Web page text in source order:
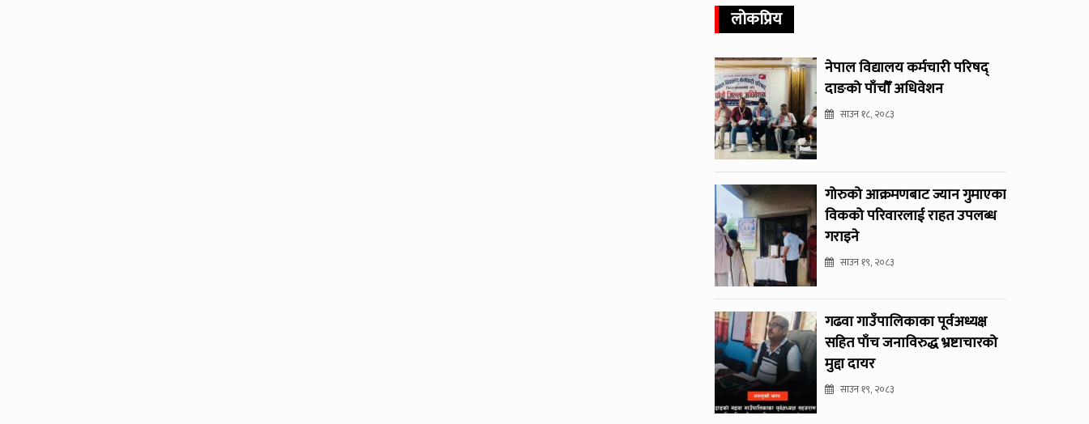
लोकप्रिय
नेपाल विद्यालय कर्मचारी परिषद्
दाङको पाँचौँ अधिवेशन
साउन १८, २०८३
गोरुको आक्रमणबाट ज्यान गुमाएका
विकको परिवारलाई राहत उपलब्ध
गराइने
साउन १९, २०८३
गढवा गाउँपालिकाका पूर्वअध्यक्ष
सहित पाँच जनाविरुद्ध भ्रष्टाचारको
मुद्दा दायर
साउन १९, २०८३